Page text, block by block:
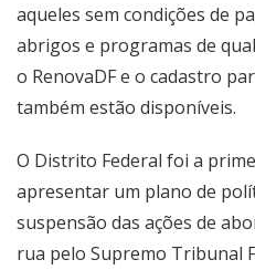
aqueles sem condições de
abrigos e programas de
o RenovaDF e o cadastro
também estão disponíveis.
O Distrito Federal foi a
apresentar um plano de
suspensão das ações de
rua pelo Supremo Tribunal